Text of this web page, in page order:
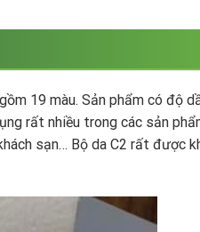
19 màu. Sản phẩm có độ
rất nhiều trong các sản
sạn… Bộ da C2 rất được